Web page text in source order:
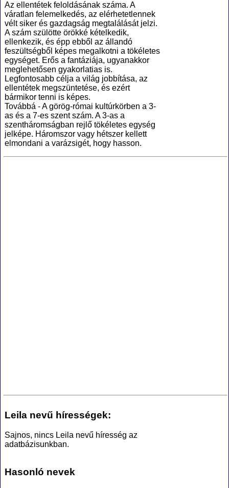
Az ellentétek feloldásának száma. A
váratlan felemelkedés, az elérhetetlennek
vélt siker és gazdagság megtalálását jelzi.
A szám szülötte örökké kételkedik,
ellenkezik, és épp ebből az állandó
feszültségből képes megalkotni a tökéletes
egységet. Erős a fantáziája, ugyanakkor
meglehetősen gyakorlatias is.
Legfontosabb célja a világ jobbítása, az
ellentétek megszüntetése, és ezért
bármikor tenni is képes.
Továbbá - A görög-római kultúrkörben a 3-
as és a 7-es szent szám. A 3-as a
szentháromságban rejlő tökéletes egység
jelképe. Háromszor vagy hétszer kellett
elmondani a varázsigét, hogy hasson.
Leila nevű hírességek:
Sajnos, nincs Leila nevű híresség az
adatbázisunkban.
Hasonló nevek